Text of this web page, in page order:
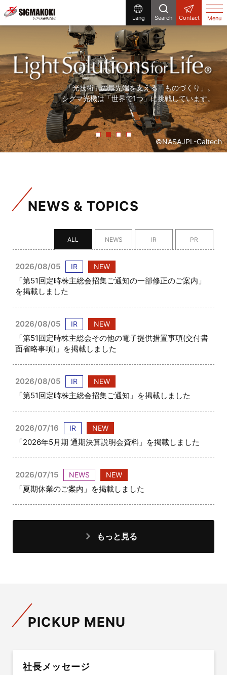
Lang Search Contact Menu
まだ世の中にないものを「光」で創る。
シグマ光機は「光」で社会に貢献しています。
「光技術」の最先端を支える「ものづくり」。
シグマ光機は「世界で1つ」に挑戦しています。
©NASAJPL-Caltech
研究開発から生産設備まで、
シグマ光機は「光」で解決する企業です。
「精度の高い製品を、より早く」。
常に「挑戦」をしていく、それが私たちシグマ光機です。
NEWS & TOPICS
ALL NEWS IR PR
2026/08/05 IR NEW
「第51回定時株主総会招集ご通知の一部修正のご案内」
を掲載しました
2026/08/05 IR NEW
「第51回定時株主総会その他の電子提供措置事項(交付書
面省略事項)」を掲載しました
2026/08/05 IR NEW
「第51回定時株主総会招集ご通知」を掲載しました
2026/07/16 IR NEW
「2026年5月期 通期決算説明会資料」を掲載しました
2026/07/15 NEWS NEW
「夏期休業のご案内」を掲載しました
もっと見る
PICKUP MENU
社長メッセージ